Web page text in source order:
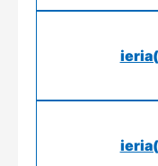
ieria(
ieria(